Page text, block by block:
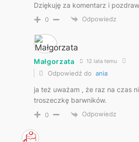
Dziękuję za komentarz i
0 Odpowiedz
Małgorzata 12 lata temu
Odpowiedź do ania
ja też uważam , że raz na czas
troszeczkę barwników.
0 Odpowiedz